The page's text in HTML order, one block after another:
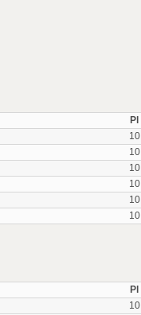
Pl
10
10
10
10
10
10
Pl
10